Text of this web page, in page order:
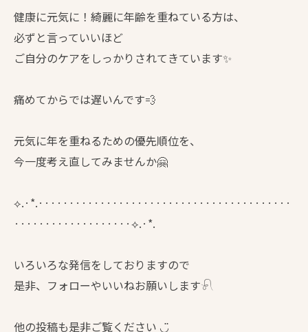
健康に元気に！綺麗に年齢を重ねている方は、
必ずと言っていいほど
ご自分のケアをしっかりされてきています✨
痛めてからでは遅いんです💨
元気に年を重ねるための優先順位を、
今一度考え直してみませんか🤗
⟡.·*.·········································
···················⟡.·*.
いろいろな発信をしておりますので
是非、フォローやいいねお願いします𓍯
他の投稿も是非ご覧ください ◡̈